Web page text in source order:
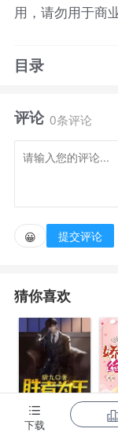
用，请勿用于商
版！ 前世，江
却没想到养女怨
了表妹妾室，打
临死她才得知很
嗜血重生后，
医术救人拉拢
高产作物种田经
太子殿下赈灾
目录
评论 0条评论
😀 提交评论
猜你喜欢
陈东王楠楠
快
下载